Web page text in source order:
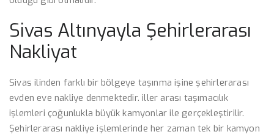
Sivas Altınyayla Şehirlerarası
Nakliyat
Sivas ilinden farklı bir bölgeye taşınma işine şehirlerarası
evden eve nakliye denmektedir. iller arası taşımacılık
işlemleri çoğunlukla büyük kamyonlar ile gerçekleştirilir.
Şehirlerarası nakliye işlemlerinde her zaman tek bir kamyon